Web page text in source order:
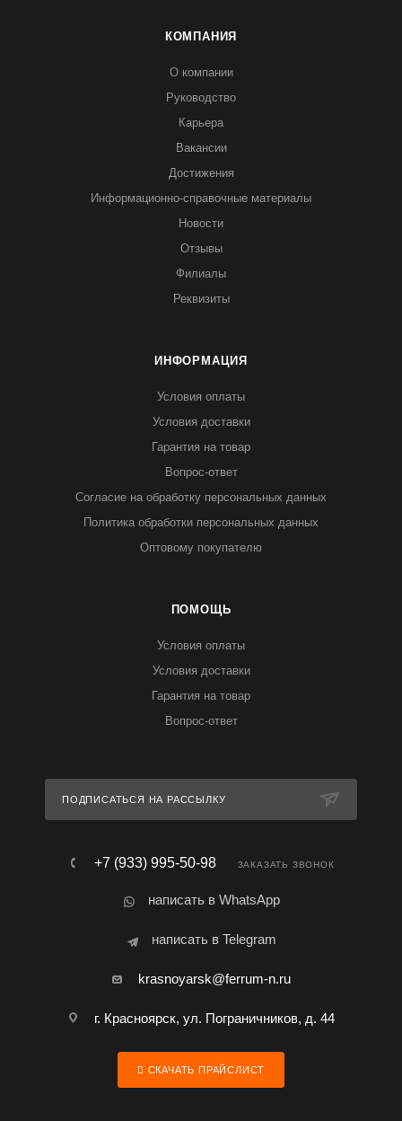
КОМПАНИЯ
О компании
Руководство
Карьера
Вакансии
Достижения
Информационно-справочные материалы
Новости
Отзывы
Филиалы
Реквизиты
ИНФОРМАЦИЯ
Условия оплаты
Условия доставки
Гарантия на товар
Вопрос-ответ
Согласие на обработку персональных данных
Политика обработки персональных данных
Оптовому покупателю
ПОМОЩЬ
Условия оплаты
Условия доставки
Гарантия на товар
Вопрос-ответ
ПОДПИСАТЬСЯ НА РАССЫЛКУ
+7 (933) 995-50-98 ЗАКАЗАТЬ ЗВОНОК
написать в WhatsApp
написать в Telegram
krasnoyarsk@ferrum-n.ru
г. Красноярск, ул. Пограничников, д. 44
СКАЧАТЬ ПРАЙСЛИСТ